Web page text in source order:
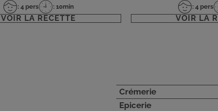
Nombre
de
: 4 pers
Temps
de
: 10min
VOIR LA RECETTE
Nombre
de
: 4 pers
VOIR LA
Crémerie
Epicerie